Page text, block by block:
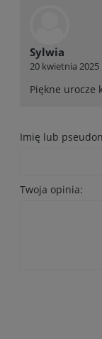
Sylwia
20 kwietnia 2025
Piękne urocze
Imię lub
Twoja opinia: